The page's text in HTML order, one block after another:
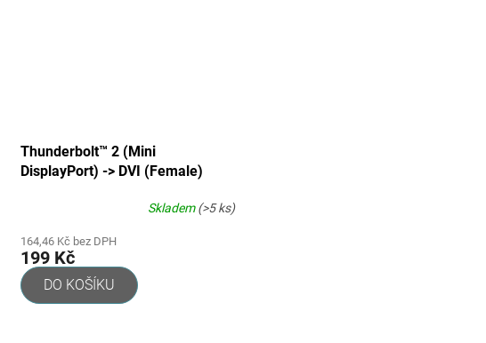
Thunderbolt™ 2 (Mini
DisplayPort) -> DVI (Female)
Skladem(>5 ks)
164,46 Kč bez DPH
199 Kč
DO KOŠÍKU